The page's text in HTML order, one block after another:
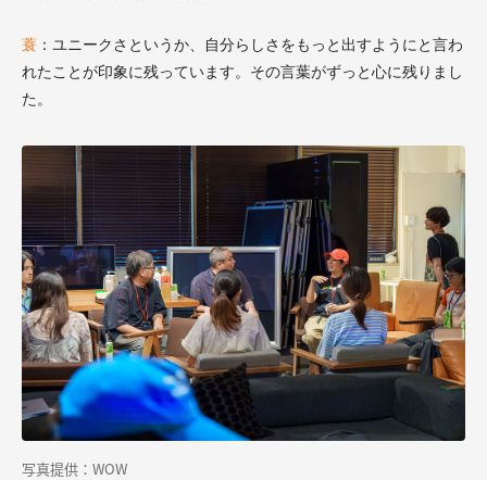
蓑 ：ユニークさというか、自分らしさをもっと出すようにと言わ
れたことが印象に残っています。その言葉がずっと心に残りまし
た。
写真提供：WOW